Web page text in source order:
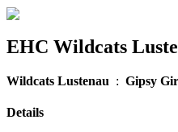
EHC Wildcats
Wildcats Lustenau : Gipsy
Details